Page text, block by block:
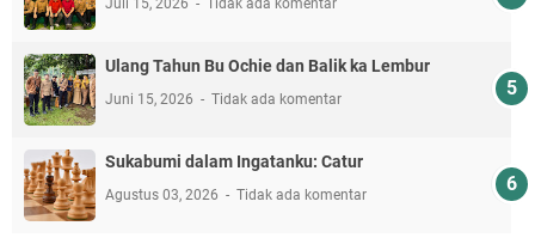
Juli 15, 2026 Tidak ada komentar
Ulang Tahun Bu Ochie dan Balik ka Lembur
Juni 15, 2026 Tidak ada komentar
Sukabumi dalam Ingatanku: Catur
Agustus 03, 2026 Tidak ada komentar